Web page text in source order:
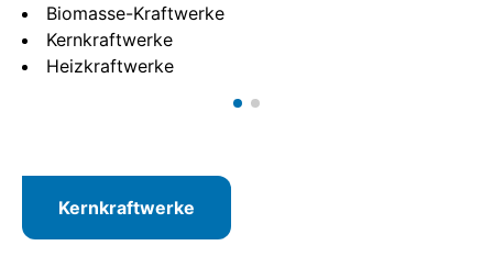
Biomasse-Kraftwerke
Kernkraftwerke
Heizkraftwerke
Kernkraftwerke